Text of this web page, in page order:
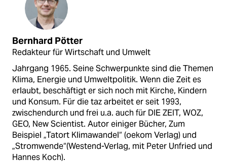
Bernhard Pötter
Redakteur für Wirtschaft und Umwelt
Jahrgang 1965. Seine Schwerpunkte sind die Themen
Klima, Energie und Umweltpolitik. Wenn die Zeit es
erlaubt, beschäftigt er sich noch mit Kirche, Kindern
und Konsum. Für die taz arbeitet er seit 1993,
zwischendurch und frei u.a. auch für DIE ZEIT, WOZ,
GEO, New Scientist. Autor einiger Bücher, Zum
Beispiel „Tatort Klimawandel“ (oekom Verlag) und
„Stromwende“(Westend-Verlag, mit Peter Unfried und
Hannes Koch).